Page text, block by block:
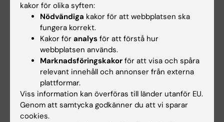
Shervin Shahnavaz
Lärare, Leg Psykolog, Leg Psykoterapeut,
Med. Dr
E-post:
shervin.shahnavaz@ki.se
kakor för olika syften:
Nödvändiga kakor för att webbplatsen ska
fungera korrekt.
Kakor för analys för att förstå hur
webbplatsen används.
Marknadsföringskakor för att visa och spåra
relevant innehåll och annonser från externa
plattformar.
Viss information kan överföras till länder utanför EU.
Genom att samtycka godkänner du att vi sparar
cookies.